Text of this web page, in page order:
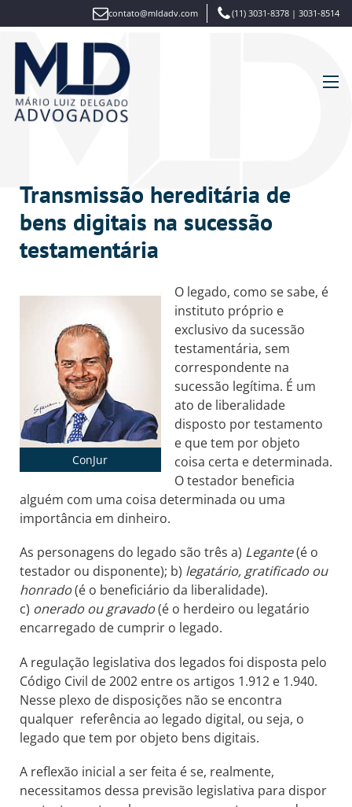
contato@mldadv.com (11) 3031-8378 | 3031-8514
Transmissão hereditária de
bens digitais na sucessão
testamentária
ConJur
O legado, como se sabe, é
instituto próprio e
exclusivo da sucessão
testamentária, sem
correspondente na
sucessão legítima. É um
ato de liberalidade
disposto por testamento
e que tem por objeto
coisa certa e determinada.
O testador beneficia
alguém com uma coisa determinada ou uma
importância em dinheiro.
As personagens do legado são três a) Legante(é o
testador ou disponente); b) legatário, gratificado ou
honrado(é o beneficiário da liberalidade).
c) onerado ou gravado(é o herdeiro ou legatário
encarregado de cumprir o legado.
A regulação legislativa dos legados foi disposta pelo
Código Civil de 2002 entre os artigos 1.912 e 1.940.
Nesse plexo de disposições não se encontra
qualquer referência ao legado digital, ou seja, o
legado que tem por objeto bens digitais.
A reflexão inicial a ser feita é se, realmente,
necessitamos dessa previsão legislativa para dispor